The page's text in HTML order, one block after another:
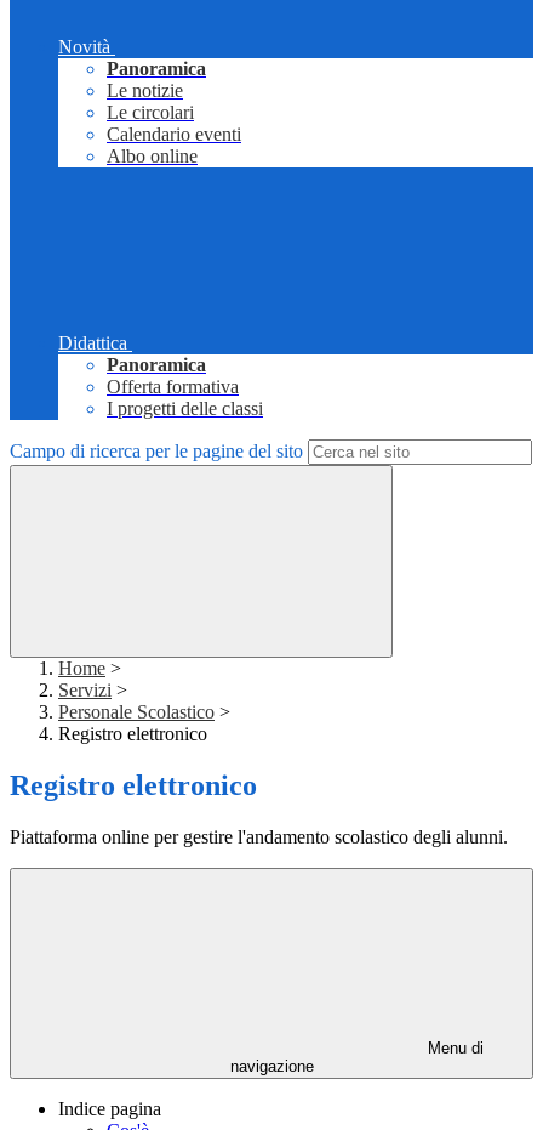
Novità
Panoramica
Le notizie
Le circolari
Calendario eventi
Albo online
Didattica
Panoramica
Offerta formativa
I progetti delle classi
Campo di ricerca per le pagine del sito
Home >
Servizi >
Personale Scolastico >
Registro elettronico
Registro elettronico
Piattaforma online per gestire l'andamento scolastico degli alunni.
Menu di
navigazione
Indice pagina